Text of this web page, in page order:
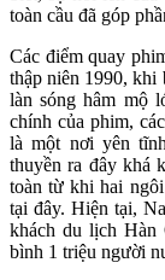
toàn cầu đã góp
Các điểm quay
thập niên 1990, khi
làn sóng hâm mộ
chính của phim,
là một nơi yên
thuyền ra đây khá
toàn từ khi hai
tại đây. Hiện tại,
khách du lịch Hàn
bình 1 triệu người